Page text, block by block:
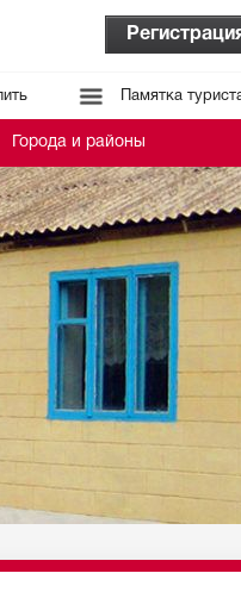
Регистрация
Памятка
Города и районы